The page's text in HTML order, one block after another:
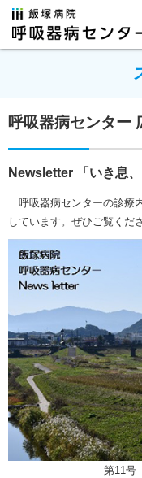
呼吸器病センター
Newsletter 「いき息、
呼吸器病センターの診療
しています。ぜひご覧くだ
第11号